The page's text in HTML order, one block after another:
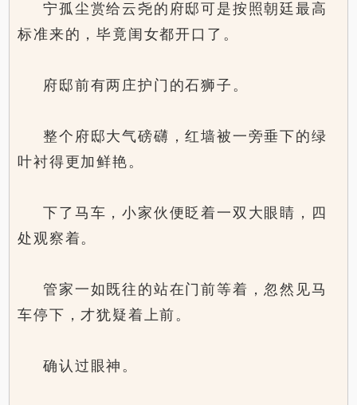
宁孤尘赏给云尧的府邸可是按照朝廷最高
标准来的，毕竟闺女都开口了。
府邸前有两庄护门的石狮子。
整个府邸大气磅礴，红墙被一旁垂下的绿
叶衬得更加鲜艳。
下了马车，小家伙便眨着一双大眼睛，四
处观察着。
管家一如既往的站在门前等着，忽然见马
车停下，才犹疑着上前。
确认过眼神。